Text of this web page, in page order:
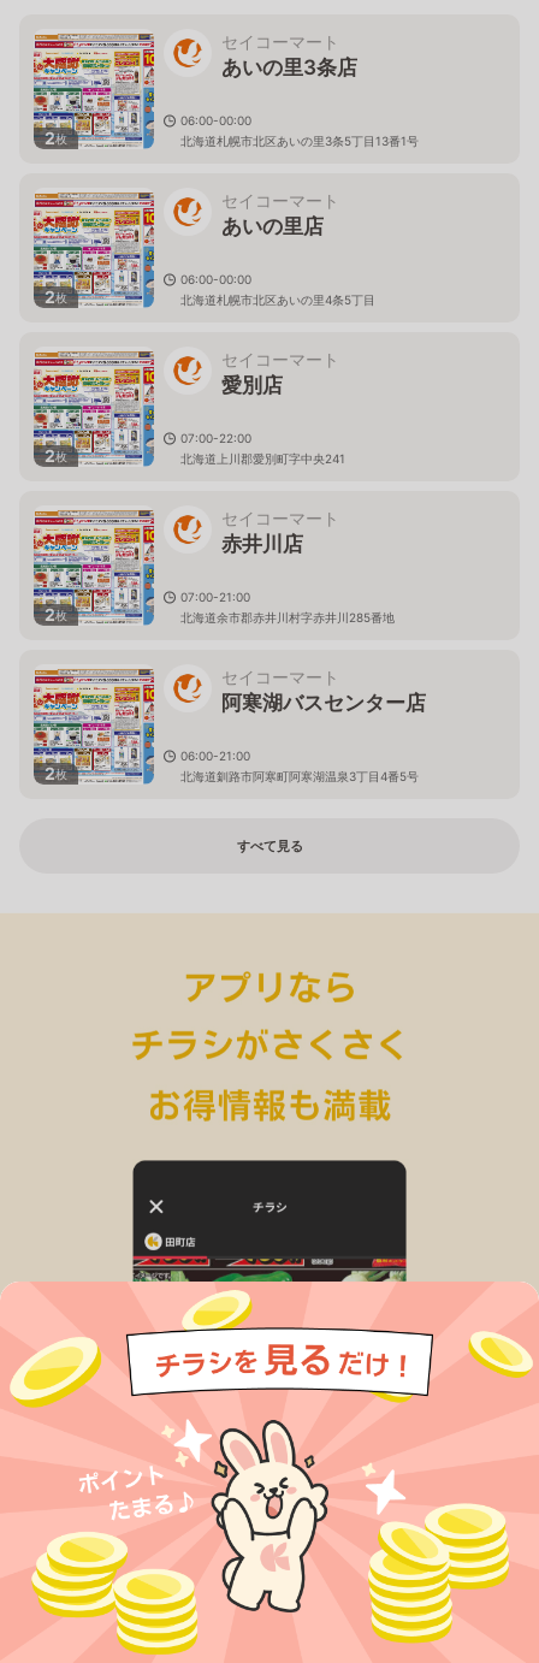
2枚
セイコーマート
あいの里3条店
06:00-00:00
北海道札幌市北区あいの里3条5丁目13番1号
2枚
セイコーマート
あいの里店
06:00-00:00
北海道札幌市北区あいの里4条5丁目
2枚
セイコーマート
愛別店
07:00-22:00
北海道上川郡愛別町字中央241
2枚
セイコーマート
赤井川店
07:00-21:00
北海道余市郡赤井川村字赤井川285番地
2枚
セイコーマート
阿寒湖バスセンター店
06:00-21:00
北海道釧路市阿寒町阿寒湖温泉3丁目4番5号
すべて見る